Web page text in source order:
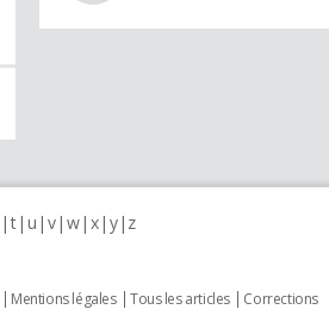
t u v w x y z
Mentions légales Tous les articles
Corrections